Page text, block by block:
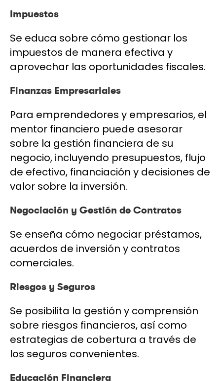
Impuestos
Se educa sobre cómo gestionar los
impuestos de manera efectiva y
aprovechar las oportunidades fiscales.
Finanzas Empresariales
Para emprendedores y empresarios, el
mentor financiero puede asesorar
sobre la gestión financiera de su
negocio, incluyendo presupuestos, flujo
de efectivo, financiación y decisiones de
valor sobre la inversión.
Negociación y Gestión de Contratos
Se enseña cómo negociar préstamos,
acuerdos de inversión y contratos
comerciales.
Riesgos y Seguros
Se posibilita la gestión y comprensión
sobre riesgos financieros, así como
estrategias de cobertura a través de
los seguros convenientes.
Educación Financiera